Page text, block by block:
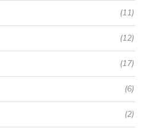
(11)
(12)
(17)
(6)
(2)